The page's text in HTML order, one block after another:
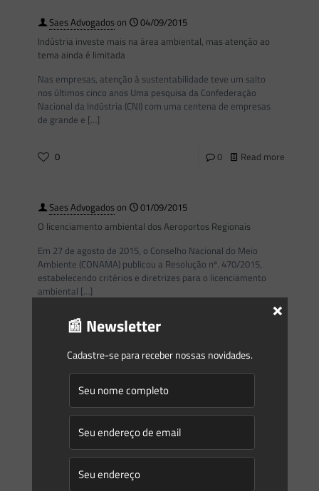
Saes Advogadoson
04/09/2015
Indústria investe mais na área ambiental, mas atenção ao
tema ainda é limitada
Nas empresas, atenção à sustentabilidade teve um salto
nos últimos cinco anos Uma pesquisa da Confederação
Nacional da Indústria (CNI) com uma centena de empresas
de grande e […]
0 0 Read more
Saes Advogadoson
01/09/2015
O licenciamento ambiental dos Aeroportos Regionais
Em 27 de agosto de 2015, o Conselho Nacional do Meio
Ambiente (CONAMA) publicou a Resolução nº. 470/2015,
estabelecendo critérios e diretrizes para o licenciamento
ambiental […]
Prev page
1 2 3 4 5 6 7
8
📰 Newsletter
Cadastre-se para receber nossas novidades.
×